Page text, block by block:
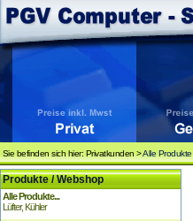
Sie befinden sich hier: Privatkunden >Alle Produkte
Produkte / Webshop
Alle Produkte...
Lüfter, Kühler